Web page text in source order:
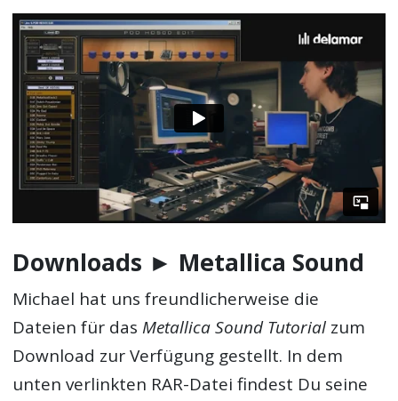
Downloads ► Metallica Sound
Michael hat uns freundlicherweise die
Dateien für dasMetallica Sound Tutorial zum
Download zur Verfügung gestellt. In dem
unten verlinkten RAR-Datei findest Du seine